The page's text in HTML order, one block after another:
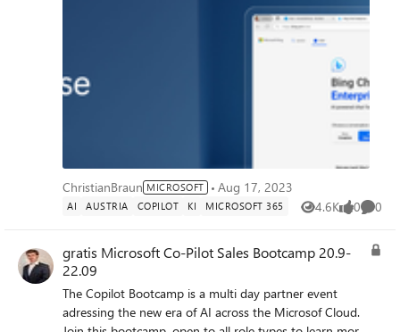
zu unterstützen - das Service ist nun in Public Preview
und für Kunden mit Microsoft 365 Business Standard,
Business Premium, Microsoft 365E3 oder E5 gratis in
den Bundles aktiviert, einfach die Preview Features in
den Tenants eurer Kunden aktivieren. Alle weiteren
ChristianBraun MICROSOFT Aug 17, 2023
AI AUSTRIA COPILOT KI MICROSOFT 365 4.6K
Views 0
likes 0
gratis Microsoft Co-Pilot Sales Bootcamp 20.9-
22.09
The Copilot Bootcamp is a multi day partner event
adressing the new era of AI across the Microsof Cloud.